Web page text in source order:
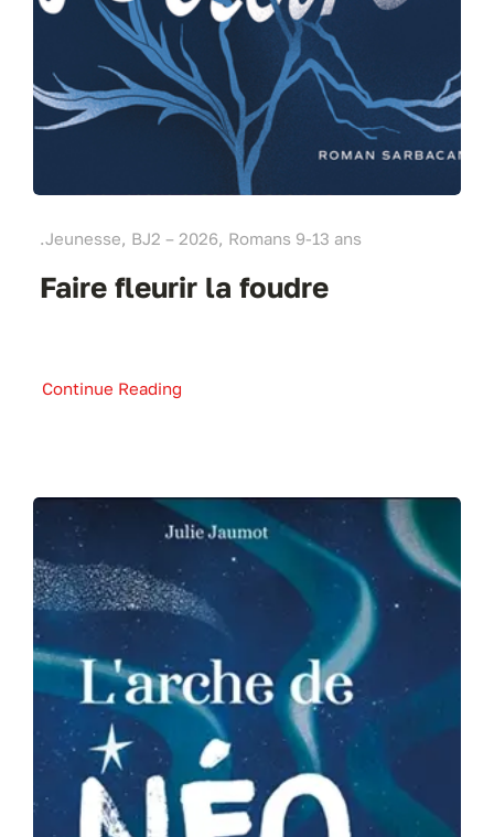
.Jeunesse, BJ2 – 2026, Romans 9-13 ans
Faire fleurir la foudre
Continue Reading